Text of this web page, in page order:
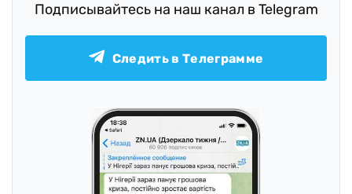
Подписывайтесь на наш канал в Telegram
Следить в Телеграмме